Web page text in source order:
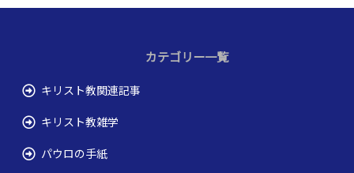
カテゴリー一覧
キリスト教関連記事
キリスト教雑学
パウロの手紙